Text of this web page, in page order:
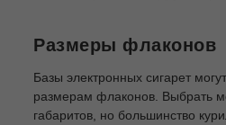
Размеры флаконов
Базы электронных сигарет
размерам флаконов. Выбрать
габаритов, но большинство